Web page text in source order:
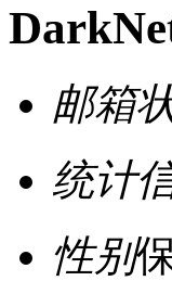
邮箱
统计
性别